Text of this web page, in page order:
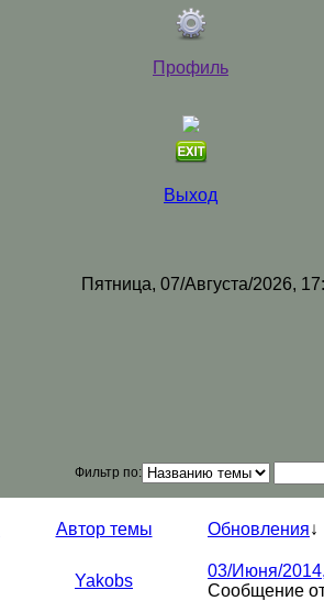
Профиль
Выход
Пятница, 07/Августа/2026,
Фильтр по:
Автор темы Обновления↓
Yakobs
03/Июня/
Сообщение